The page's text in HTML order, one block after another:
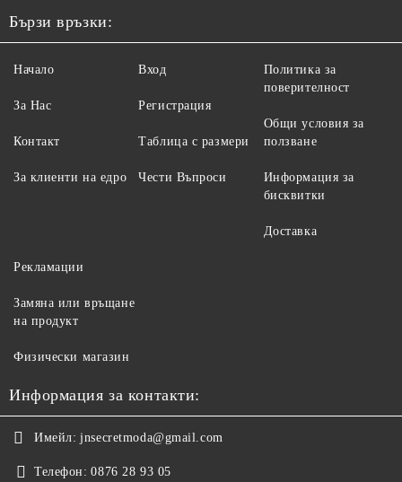
Бързи връзки:
Начало
За Нас
Контакт
За клиенти на едро
Вход
Регистрация
Таблица с размери
Чести Въпроси
Политика за
поверителност
Общи условия за
ползване
Информация за
бисквитки
Доставка
Рекламации
Замяна или връщане
на продукт
Физически магазин
Информация за контакти:
Имейл: jnsecretmoda@gmail.com
Телефон: 0876 28 93 05